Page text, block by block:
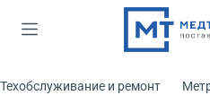
Техобслуживание и ремонт